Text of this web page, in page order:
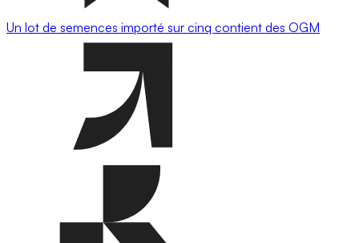
Un lot de semences importé sur cinq contient des OGM